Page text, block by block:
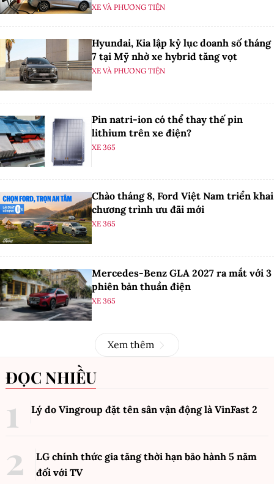
XE VÀ PHƯƠNG TIỆN
Hyundai, Kia lập kỷ lục doanh số tháng
7 tại Mỹ nhờ xe hybrid tăng vọt
XE VÀ PHƯƠNG TIỆN
Pin natri-ion có thể thay thế pin
lithium trên xe điện?
XE 365
Chào tháng 8, Ford Việt Nam triển khai
chương trình ưu đãi mới
XE 365
Mercedes-Benz GLA 2027 ra mắt với 3
phiên bản thuần điện
XE 365
Xem thêm
ĐỌC NHIỀU
Lý do Vingroup đặt tên sân vận động là VinFast 2
LG chính thức gia tăng thời hạn bảo hành 5 năm
đối với TV